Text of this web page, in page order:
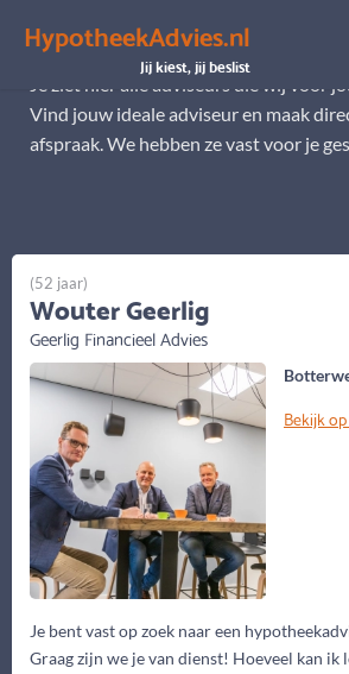
HypotheekAdvies.nl
Jij kiest, jij beslist
Alle adviseurs
Je ziet hier alle adviseurs die wij voor
Vind jouw ideale adviseur en maak
afspraak. We hebben ze vast voor je
Bekijk
Je bent vast op zoek naar een
Graag zijn we je van dienst! Hoeveel kan ik
(52 jaar)
Wouter Geerlig
Geerlig Financieel Advies